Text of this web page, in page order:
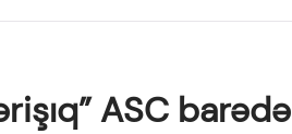
ASC barədə